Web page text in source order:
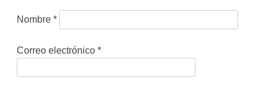
Nombre *
Correo electrónico *